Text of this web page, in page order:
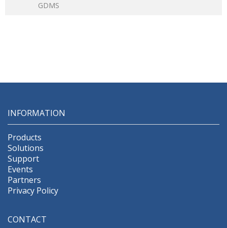
GDMS
INFORMATION
Products
Solutions
Support
Events
Partners
Privacy Policy
CONTACT